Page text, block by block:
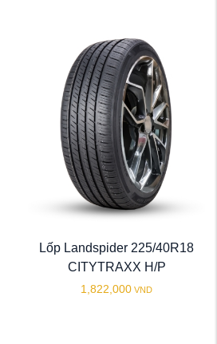
Lốp Landspider 225/40R18
CITYTRAXX H/P
1,822,000 VND